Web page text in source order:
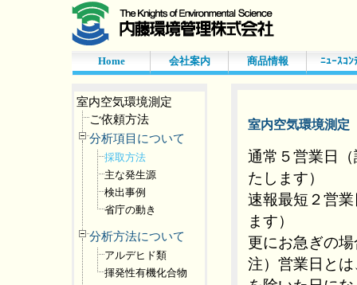
Home 会社案内 商品情報 ﾆｭｰｽｺﾝ
室内空気環境測定
ご依頼方法
分析項目について
採取方法
主な発生源
検出事例
省庁の動き
分析方法について
アルデヒド類
揮発性有機化合物
室内空気環境測定
通常５営業日
たします）
速報最短２営
ます）
更にお急ぎの
注）営業日と